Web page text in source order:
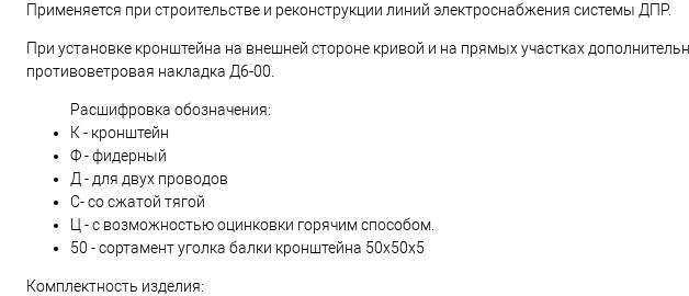
Применяется при строительстве и реконструкции линий электроснабжения системы ДПР.
При установке кронштейна на внешней стороне кривой и на прямых участках
противоветровая накладка Д6-00.
Расшифровка обозначения:
К - кронштейн
Ф - фидерный
Д - для двух проводов
С- со сжатой тягой
Ц - с возможностью оцинковки горячим способом.
50 - сортамент уголка балки кронштейна 50х50х5
Комплектность изделия: